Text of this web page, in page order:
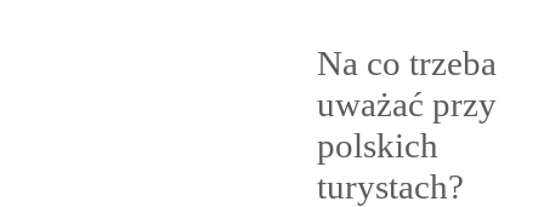
Na co trzeba
uważać przy
polskich
turystach?